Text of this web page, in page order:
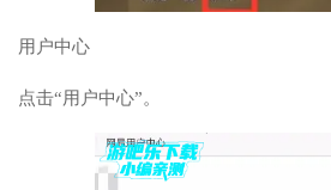
用户中心
点击“用户中心”。